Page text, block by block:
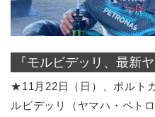
『モルビデッリ、最新
★11月22日（日）、ポルト
ルビデッリ（ヤマハ・ペト